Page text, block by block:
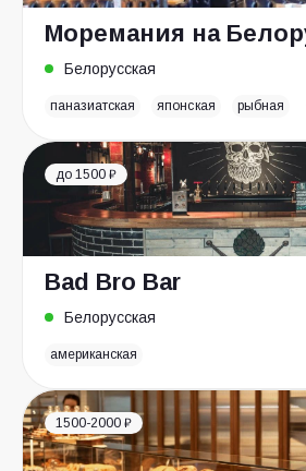
Моремания на
Белорусская
паназиатская японская рыбная
до 1500 ₽
Bad Bro Bar
Белорусская
американская
1500-2000 ₽